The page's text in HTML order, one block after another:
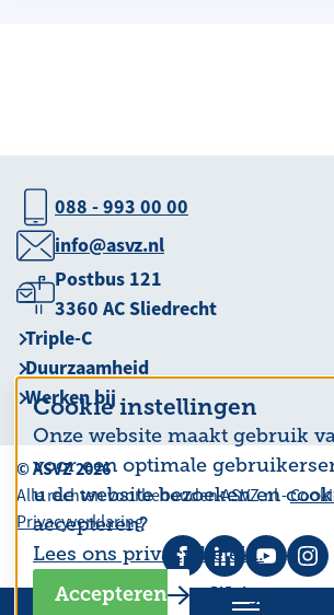
Cookie instellingen
Onze website maakt gebruik
voor een optimale
u de website bezoeken en
accepteren?
Lees ons privacy beleid.
Accepteren
Weigeren
088 - 993 00 00
info@asvz.nl
Postbus 121
3360 AC Sliedrecht
Triple-C
Duurzaamheid
Werken bij
© ASVZ 2026
Alle rechten voorbehouden ASVZ.nl -
Privacyverklaring